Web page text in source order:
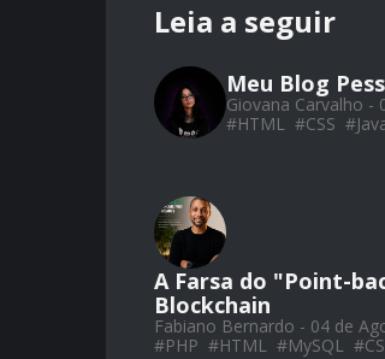
Leia a seguir
Meu Blog
Giovana Carvalho -
#HTML #CSS #
A Farsa do "Point-
Blockchain
Fabiano Bernardo - 04 de
#PHP #HTML #MySQL #